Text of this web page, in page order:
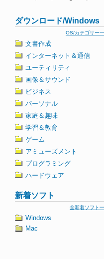
ダウンロード/Windows
OS/カテゴリー
文書作成
インターネット＆通信
ユーティリティ
画像＆サウンド
ビジネス
パーソナル
家庭＆趣味
学習＆教育
ゲーム
アミューズメント
プログラミング
ハードウェア
新着ソフト
全新着ソフト
Windows
Mac